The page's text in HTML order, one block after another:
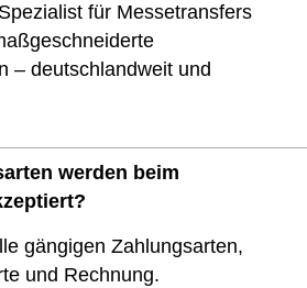
für Messetransfers
– deutschlandweit und
werden beim
gängigen Zahlungsarten,
und Rechnung.